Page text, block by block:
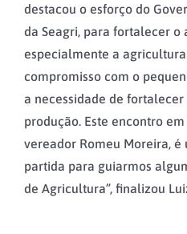
destacou o esforço do
da Seagri, para fortalecer o
especialmente a
compromisso com o
a necessidade de
produção. Este encontro
vereador Romeu Moreira,
partida para guiarmos
de Agricultura”, finalizou